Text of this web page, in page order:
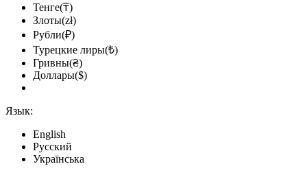
Тенге(₸)
Злоты(zł)
Рубли(₽)
Турецкие лиры(₺)
Гривны(₴)
Доллары($)
Язык:
English
Русский
Українська